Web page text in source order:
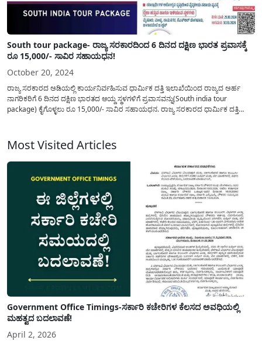
South tour package- ರಾಜ್ಯ ಸರಕಾರದಿಂದ 6 ದಿನದ ದಕ್ಷಿಣ ಭಾರತ ಪ್ರವಾಸಕ್ಕೆ
ರೂ 15,000/- ಸಾವಿರ ಸಹಾಯಧನ!
October 20, 2024
ರಾಜ್ಯ ಸರಕಾರದ ಅಡಿಯಲ್ಲಿ ಕಾರ್ಯನಿರ್ವಹಿಸುವ ಧಾರ್ಮಿಕ ದತ್ತಿ ಇಲಾಖೆಯಿಂದ ರಾಜ್ಯದ ಅರ್ಹ
ನಾಗರಿಕರಿಗೆ 6 ದಿನದ ದಕ್ಷಿಣ ಭಾರತದ ಆಯ್ದ ಸ್ಥಳಗಳಿಗೆ ಪ್ರವಾಸವನ್ನು(South india tour
package) ಕೈಗೊಳ್ಳಲು ರೂ 15,000/- ಸಾವಿರ ಸಹಾಯಧನ. ರಾಜ್ಯ ಸರಕಾರದ ಧಾರ್ಮಿಕ ದತ್ತಿ
Most Visited Articles
Government Office Timings-ಸರ್ಕಾರಿ ಕಚೇರಿಗಳ ಕೆಲಸದ ಅವಧಿಯಲ್ಲಿ
ಮಹತ್ವದ ಬದಲಾವಣೆ!
April 2, 2026